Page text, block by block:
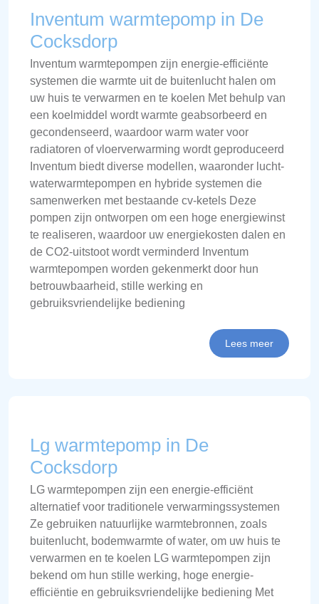
Inventum warmtepomp in De
Cocksdorp
Inventum warmtepompen zijn energie-efficiënte
systemen die warmte uit de buitenlucht halen om
uw huis te verwarmen en te koelen Met behulp van
een koelmiddel wordt warmte geabsorbeerd en
gecondenseerd, waardoor warm water voor
radiatoren of vloerverwarming wordt geproduceerd
Inventum biedt diverse modellen, waaronder lucht-
waterwarmtepompen en hybride systemen die
samenwerken met bestaande cv-ketels Deze
pompen zijn ontworpen om een hoge energiewinst
te realiseren, waardoor uw energiekosten dalen en
de CO2-uitstoot wordt verminderd Inventum
warmtepompen worden gekenmerkt door hun
betrouwbaarheid, stille werking en
gebruiksvriendelijke bediening
Lees meer
Lg warmtepomp in De
Cocksdorp
LG warmtepompen zijn een energie-efficiënt
alternatief voor traditionele verwarmingssystemen
Ze gebruiken natuurlijke warmtebronnen, zoals
buitenlucht, bodemwarmte of water, om uw huis te
verwarmen en te koelen LG warmtepompen zijn
bekend om hun stille werking, hoge energie-
efficiëntie en gebruiksvriendelijke bediening Met